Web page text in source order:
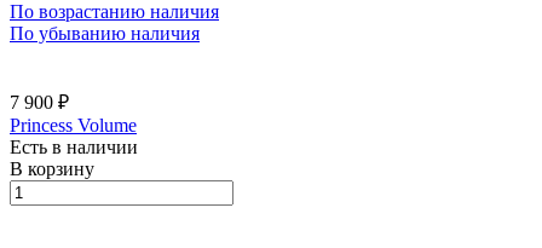
По возрастанию наличия
По убыванию наличия
7 900 ₽
Princess Volume
Есть в наличии
В корзину